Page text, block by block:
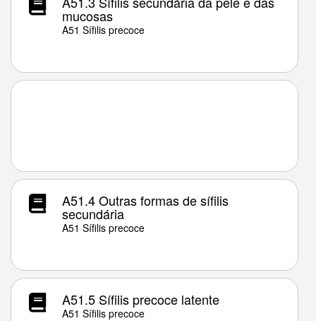
mucosas
A51 Sífilis precoce
A51.4 Outras formas de sífilis
secundária
A51 Sífilis precoce
A51.5 Sífilis precoce latente
A51 Sífilis precoce